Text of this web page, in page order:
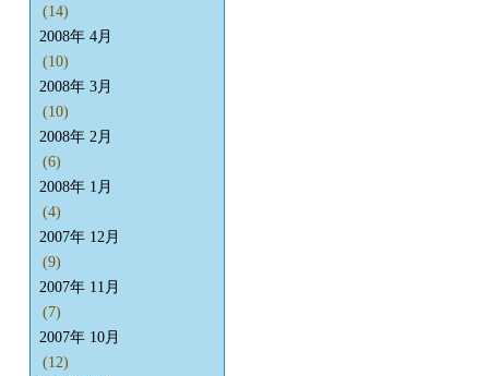
(14)
2008年 4月
(10)
2008年 3月
(10)
2008年 2月
(6)
2008年 1月
(4)
2007年 12月
(9)
2007年 11月
(7)
2007年 10月
(12)